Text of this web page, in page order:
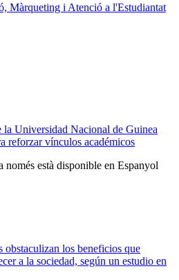
Màrqueting i Atenció a l'Estudiantat
la Universidad Nacional de Guinea
reforzar vínculos académicos
només està disponible en Espanyol
obstaculizan los beneficios que
a la sociedad, según un estudio en